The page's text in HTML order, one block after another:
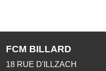
FCM BILLARD
18 RUE D'ILLZACH